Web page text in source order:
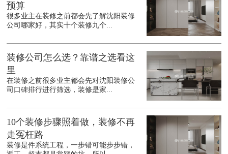
预算
很多业主在装修之前都会先了解沈阳装修
公司哪家好，其实十个装修九个...
装修公司怎么选？靠谱之选看这
里
在装修之前很多业主都会先对沈阳装修公
司口碑排行进行筛选，装修是家...
10个装修步骤照着做，装修不再
走冤枉路
装修是件系统工程，一步错可能步步错，